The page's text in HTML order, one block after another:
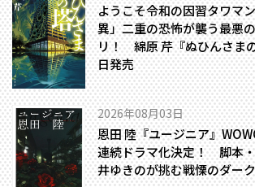
ようこそ令和の因習タワマン
異」二重の恐怖が襲う最悪
リ！ 綿原 芹『ぬひんさま
日発売
2026年08月03日
恩田 陸『ユージニア』
連続ドラマ化決定！ 脚本
井ゆきのが挑む戦慄のダー